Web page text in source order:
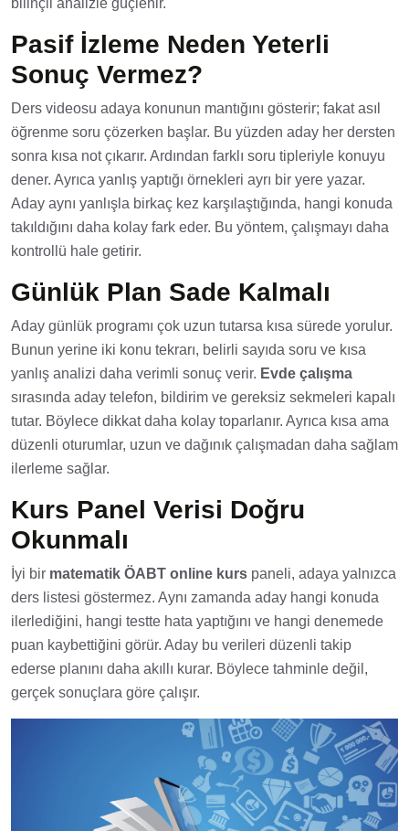
Pasif İzleme Neden Yeterli
Sonuç Vermez?
Ders videosu adaya konunun mantığını gösterir; fakat asıl
öğrenme soru çözerken başlar. Bu yüzden aday her dersten
sonra kısa not çıkarır. Ardından farklı soru tipleriyle konuyu
dener. Ayrıca yanlış yaptığı örnekleri ayrı bir yere yazar.
Aday aynı yanlışla birkaç kez karşılaştığında, hangi konuda
takıldığını daha kolay fark eder. Bu yöntem, çalışmayı daha
kontrollü hale getirir.
Günlük Plan Sade Kalmalı
Aday günlük programı çok uzun tutarsa kısa sürede yorulur.
Bunun yerine iki konu tekrarı, belirli sayıda soru ve kısa
yanlış analizi daha verimli sonuç verir. Evde çalışma
sırasında aday telefon, bildirim ve gereksiz sekmeleri kapalı
tutar. Böylece dikkat daha kolay toparlanır. Ayrıca kısa ama
düzenli oturumlar, uzun ve dağınık çalışmadan daha sağlam
ilerleme sağlar.
Kurs Panel Verisi Doğru
Okunmalı
İyi bir matematik ÖABT online kurs paneli, adaya yalnızca
ders listesi göstermez. Aynı zamanda aday hangi konuda
ilerlediğini, hangi testte hata yaptığını ve hangi denemede
puan kaybettiğini görür. Aday bu verileri düzenli takip
ederse planını daha akıllı kurar. Böylece tahminle değil,
gerçek sonuçlara göre çalışır.